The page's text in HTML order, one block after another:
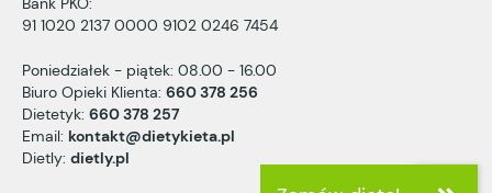
91 1020 2137 0000 9102 0246 7454
Poniedziałek - piątek: 08.00 - 16.00
Biuro Opieki Klienta: 660 378 256
Dietetyk: 660 378 257
Email: kontakt@dietykieta.pl
Dietly: dietly.pl